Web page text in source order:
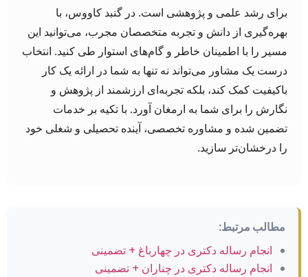
برای رشد علمی و پژوهشی است. در گنبد کاووس، با
بهره‌گیری از دانش و تجربه متخصصان مجرب، می‌توانید این
مسیر را با اطمینان خاطر و گام‌های استوار طی کنید. انتخاب
درست یک مشاور می‌تواند نه تنها به شما در ارائه یک کار
باکیفیت کمک کند، بلکه تجربه‌ای ارزشمند از پژوهش و
نگارش را برای شما به ارمغان آورد. با تکیه بر خدمات
تضمین شده و مشاوره تخصصی، آینده تحصیلی و شغلی خود
را درخشان‌تر سازید.
مطالب مرتبط:
انجام رساله دکتری در چهارباغ + تضمینی
انجام رساله دکتری در چناران + تضمینی